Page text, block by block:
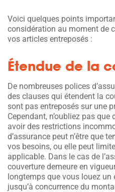
Voici quelques points
considération au moment de
vos articles entreposés :
Étendue de la
De nombreuses polices
des clauses qui étendent la
sont pas entreposés sur une
Cependant, n’oubliez pas
avoir des restrictions
d’assurance peut n’être que
vos besoins, ou elle peut
applicable. Dans le cas de
couverture demeure en
longtemps que vous louez un
jusqu’à concurrence du